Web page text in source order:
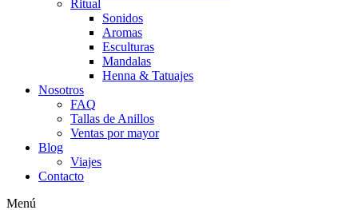
Ritual
Sonidos
Aromas
Esculturas
Mandalas
Henna & Tatuajes
Nosotros
FAQ
Tallas de Anillos
Ventas por mayor
Blog
Viajes
Contacto
Menú